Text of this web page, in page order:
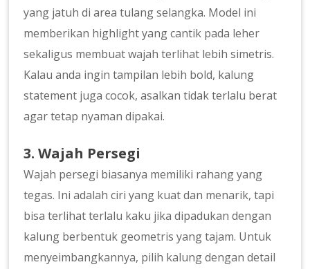
yang jatuh di area tulang selangka. Model ini
memberikan highlight yang cantik pada leher
sekaligus membuat wajah terlihat lebih simetris.
Kalau anda ingin tampilan lebih bold, kalung
statement juga cocok, asalkan tidak terlalu berat
agar tetap nyaman dipakai.
3. Wajah Persegi
Wajah persegi biasanya memiliki rahang yang
tegas. Ini adalah ciri yang kuat dan menarik, tapi
bisa terlihat terlalu kaku jika dipadukan dengan
kalung berbentuk geometris yang tajam. Untuk
menyeimbangkannya, pilih kalung dengan detail